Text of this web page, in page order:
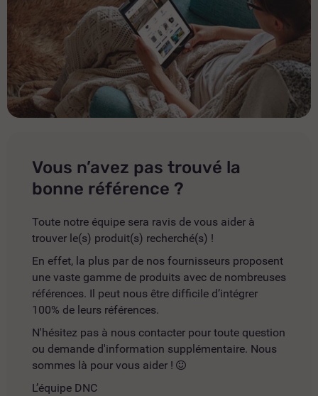
Vous n’avez pas trouvé la
bonne référence ?
Toute notre équipe sera ravis de vous aider à
trouver le(s) produit(s) recherché(s) !
En effet, la plus par de nos fournisseurs proposent
une vaste gamme de produits avec de nombreuses
références. Il peut nous être difficile d’intégrer
100% de leurs références.
N'hésitez pas à nous contacter pour toute question
ou demande d'information supplémentaire. Nous
sommes là pour vous aider !
L’équipe DNC